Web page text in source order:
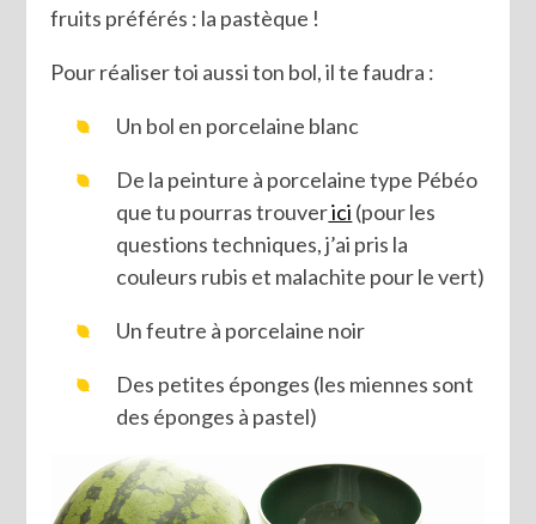
fruits préférés : la pastèque !
Pour réaliser toi aussi ton bol, il te faudra :
Un bol en porcelaine blanc
De la peinture à porcelaine type Pébéo
que tu pourras trouverici (pour les
questions techniques, j’ai pris la
couleurs rubis et malachite pour le vert)
Un feutre à porcelaine noir
Des petites éponges (les miennes sont
des éponges à pastel)